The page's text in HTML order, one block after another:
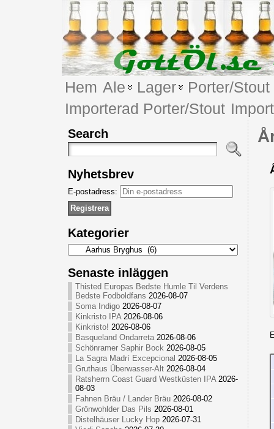
Hem Ale Lager
Porter/Stout
Importerad Porter/Stout
Search
Nyhetsbrev
E-postadress:
Kategorier
Kategorier
Senaste inläggen
Thisted Europas Bedste Humle Til Verdens
Bedste Fodboldfans 2026-08-07
Soma Indigo 2026-08-07
Kinkristo IPA 2026-08-06
Kinkristo! 2026-08-06
Basqueland Ondarreta 2026-08-06
Schönramer Saphir Bock 2026-08-05
La Sagra Madrí Excepcional 2026-08-05
Gruthaus Überwasser-Alt 2026-08-04
Ratsherrn Coast Guard Westküsten IPA 2026-
08-03
Fahnen Bräu / Lander Bräu 2026-08-02
Grönwohlder Das Pils 2026-08-01
Distelhäuser Lucky Hop 2026-07-31